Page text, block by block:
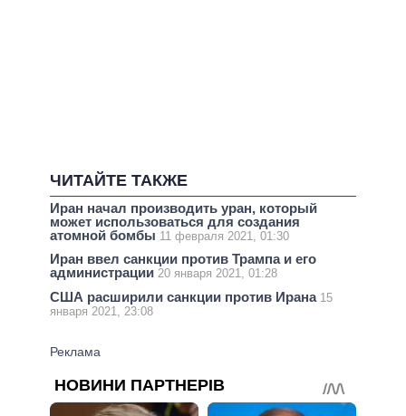
ЧИТАЙТЕ ТАКЖЕ
Иран начал производить уран, который
может использоваться для создания
атомной бомбы 11 февраля 2021, 01:30
Иран ввел санкции против Трампа и его
администрации 20 января 2021, 01:28
США расширили санкции против Ирана 15
января 2021, 23:08